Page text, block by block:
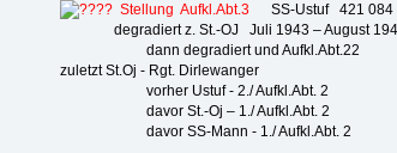
? Stellung Aufkl.Abt.3SS-Ustuf 421 084
degradiert z. St.-OJ Juli 1943 – August
dann degradiert und Aufkl.Abt.22
zuletzt St.Oj - Rgt. Dirlewanger
vorher Ustuf - 2./ Aufkl.Abt. 2
davor St.-Oj – 1./ Aufkl.Abt. 2
davor SS-Mann - 1./ Aufkl.Abt. 2